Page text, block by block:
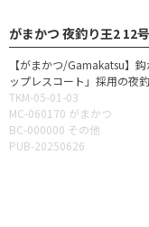
がまかつ 夜釣り王2 12
【がまかつ/Gamakatsu】
ップレスコート」採用の夜
TKM-05-01-03
MC-060170 がまかつ
BC-000000 その他
PUB-20250626